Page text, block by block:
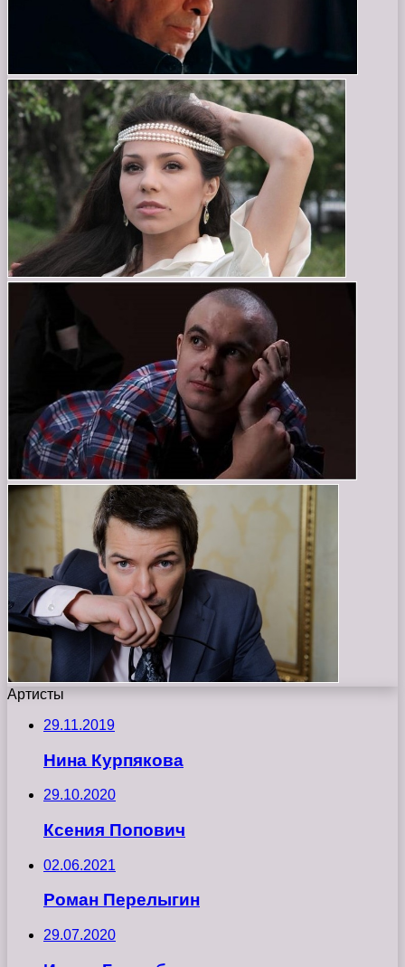
Артисты
29.11.2019
Нина Курпякова
29.10.2020
Ксения Попович
02.06.2021
Роман Перелыгин
29.07.2020